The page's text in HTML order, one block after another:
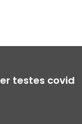
testes covid